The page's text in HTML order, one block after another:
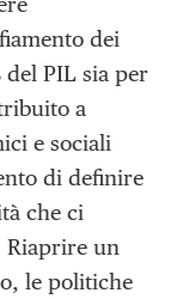
dei
del PIL sia per
a
e sociali
di definire
che ci
Riaprire un
le politiche